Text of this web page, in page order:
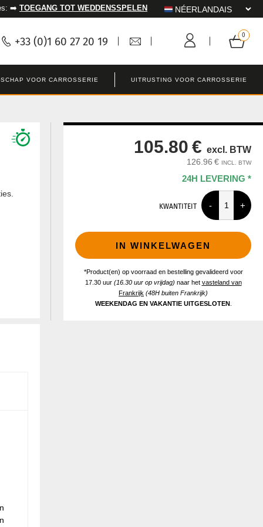
➡️ TOEGANG TOT WEDDENSSPELEN
+33 (0)1 60 27 20 19
VOOR CARROSSERIE UITRUSTING VOOR CARROSSERIE
24H LEVERING *
105.80 € excl. BTW
126.96 € INCL. BTW
KWANTITEIT
IN WINKELWAGEN
*Product(en) op voorraad en bestelling gevalideerd voor
17.30 uur (16.30 uur op vrijdag) naar het vasteland van
Frankrijk (48H buiten Frankrijk)
WEEKENDAG EN VAKANTIE UITGESLOTEN.